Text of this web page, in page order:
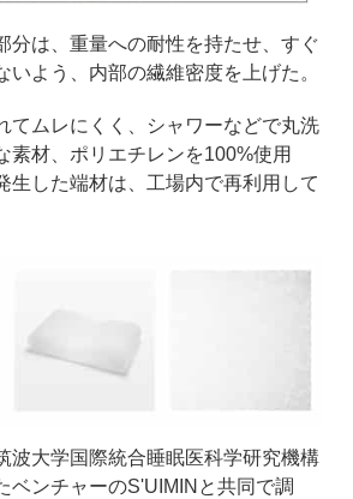
分は、重量への耐性を持たせ、すぐ
いよう、内部の繊維密度を上げた。
てムレにくく、シャワーなどで丸洗
素材、ポリエチレンを100%使用
生した端材は、工場内で再利用して
波大学国際統合睡眠医科学研究機構
ベンチャーのS'UIMINと共同で調